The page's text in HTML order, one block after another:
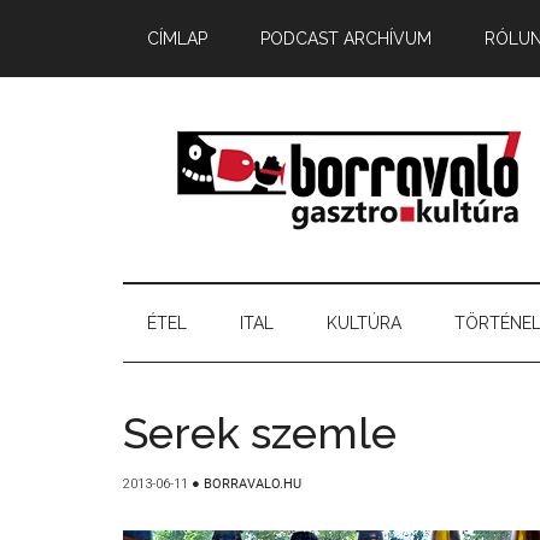
CÍMLAP PODCAST ARCHÍVUM
ÉTEL ITAL KULTÚRA
Serek szemle
2013-06-11 ● BORRAVALO.HU